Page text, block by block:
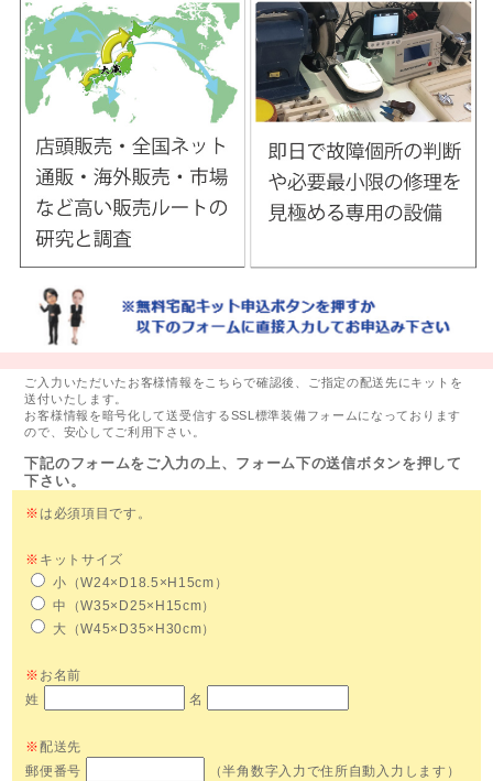
ご入力いただいたお客様情報をこちらで確認後、ご指定の配送先にキットを
送付いたします。
お客様情報を暗号化して送受信するSSL標準装備フォームになっております
ので、安心してご利用下さい。
下記のフォームをご入力の上、フォーム下の送信ボタンを押して
下さい。
※ は必須項目です。
※ キットサイズ
小（W24×D18.5×H15cm）
中（W35×D25×H15cm）
大（W45×D35×H30cm）
※ お名前
姓
名
※ 配送先
郵便番号
（半角数字入力で住所自動入力します）